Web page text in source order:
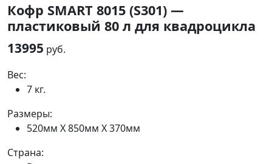
Кофр SMART 8015 (S301) —
пластиковый 80 л для квадроцикла
13995 руб.
Вес:
7 кг.
Размеры:
520мм Х 850мм Х 370мм
Страна: